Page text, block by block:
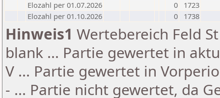
Elozahl per 01.07.2026
0
1723
Elozahl per 01.10.2026
0 1738
Hinweis1 Wertebereich Feld
blank ... Partie gewertet in
V ... Partie gewertet in
- ... Partie nicht gewertet, da